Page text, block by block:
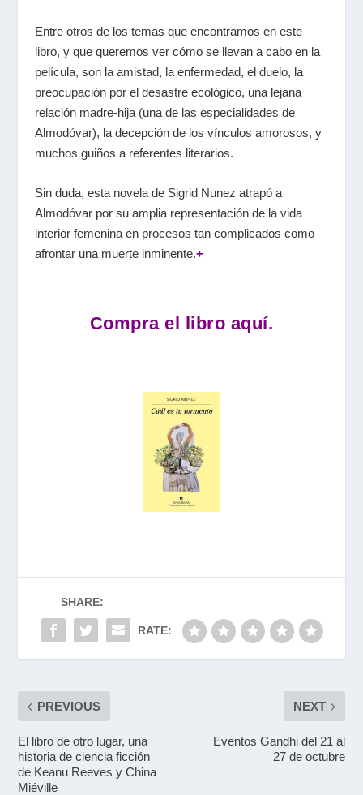
Entre otros de los temas que encontramos en este
libro, y que queremos ver cómo se llevan a cabo en la
película, son la amistad, la enfermedad, el duelo, la
preocupación por el desastre ecológico, una lejana
relación madre-hija (una de las especialidades de
Almodóvar), la decepción de los vínculos amorosos, y
muchos guiños a referentes literarios.
Sin duda, esta novela de Sigrid Nunez atrapó a
Almodóvar por su amplia representación de la vida
interior femenina en procesos tan complicados como
afrontar una muerte inminente.+
Compra el libro aquí.
SHARE:
RATE:
PREVIOUS
El libro de otro lugar, una
historia de ciencia ficción
de Keanu Reeves y China
Miéville
NEXT
Eventos Gandhi del 21 al
27 de octubre